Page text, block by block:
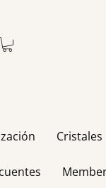
Cristales